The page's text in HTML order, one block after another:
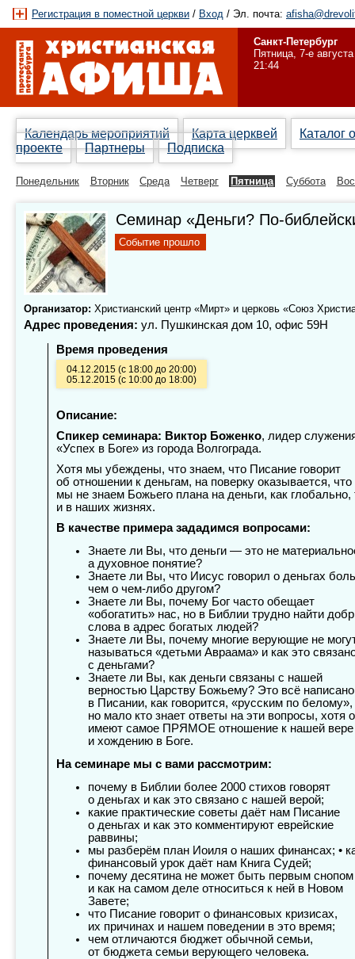
Регистрация в поместной церкви / Вход / Эл. почта:
Санкт-Петербург
Пятница, 7-е августа
21:44
Календарь мероприятий Карта церквей
Каталог
проекте
Партнеры Подписка
Понедельник Вторник Среда Четверг Пятница Суббота
Семинар «Деньги? По-
Событие прошло
Организатор: Христианский центр «Мирт» и церковь «Союз
Адрес проведения: ул. Пушкинская дом 10, офис 59Н
Время проведения
04.12.2015 (с 18:00 до 20:00)
05.12.2015 (с 10:00 до 18:00)
Описание:
Спикер семинара: Виктор Боженко, лидер
«Успех в Боге» из города Волгограда.
Хотя мы убеждены, что знаем, что Писание говорит
об отношении к деньгам, на поверку оказывается, что
мы не знаем Божьего плана на деньги, как глобально,
и в наших жизнях.
В качестве примера зададимся вопросами:
Знаете ли Вы, что деньги — это не
а духовное понятие?
Знаете ли Вы, что Иисус говорил о деньгах
чем о чем-либо другом?
Знаете ли Вы, почему Бог часто обещает
«обогатить» нас, но в Библии трудно найти
слова в адрес богатых людей?
Знаете ли Вы, почему многие верующие не
называться «детьми Авраама» и как это
с деньгами?
Знаете ли Вы, как деньги связаны с нашей
верностью Царству Божьему? Это всё написано
в Писании, как говорится, «русским по белому»,
но мало кто знает ответы на эти вопросы, хотя
имеют самое ПРЯМОЕ отношение к нашей вере
и хождению в Боге.
На семинаре мы с вами рассмотрим:
почему в Библии более 2000 стихов говорят
о деньгах и как это связано с нашей верой;
какие практические советы даёт нам Писание
о деньгах и как это комментируют еврейские
раввины;
мы разберём план Иоиля о наших финансах; •
финансовый урок даёт нам Книга Судей;
почему десятина не может быть первым снопом
и как на самом деле относиться к ней в Новом
Завете;
что Писание говорит о финансовых кризисах,
их причинах и нашем поведении в это время;
чем отличаются бюджет обычной семьи,
от бюджета семьи верующего человека.